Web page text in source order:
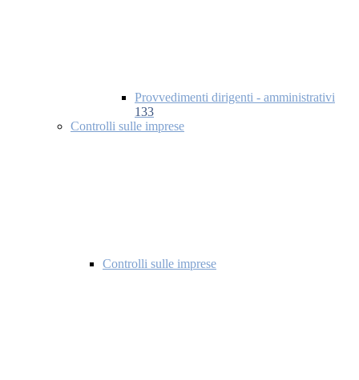
Provvedimenti dirigenti - amministrativi
133
Controlli sulle imprese
Controlli sulle imprese